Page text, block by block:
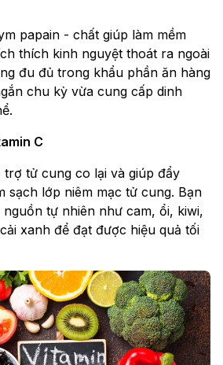
papain - chất giúp làm mềm
thích kinh nguyệt thoát ra ngoài
đu đủ trong khẩu phần ăn hàng
chu kỳ vừa cung cấp dinh
C
trợ tử cung co lại và giúp đẩy
sạch lớp niêm mạc tử cung. Bạn
tự nhiên như cam, ổi, kiwi,
xanh để đạt được hiệu quả tối